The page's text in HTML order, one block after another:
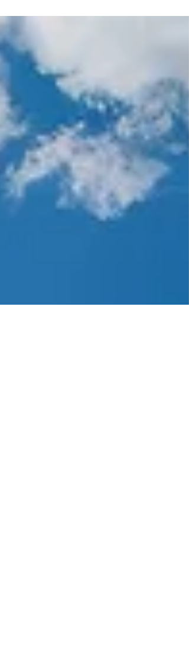
Menschen kann diese Sicht entlastend sein,
Erfahrungen, Beziehungen und Identitäten. So
wird Trauer zu einem einzigartigen, lebendigen
Prozess mit Raum für Wandlung und